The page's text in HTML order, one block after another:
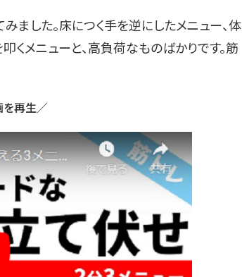
した。床につく手を逆にしたメニュー、体
くメニューと、高負荷なものばかりです。筋
を再生／